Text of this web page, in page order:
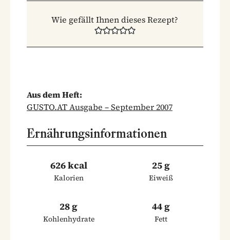
Wie gefällt Ihnen dieses Rezept?
Aus dem Heft:
GUSTO.AT Ausgabe – September 2007
Ernährungsinformationen
626 kcal
Kalorien
25 g
Eiweiß
28 g
Kohlenhydrate
44 g
Fett